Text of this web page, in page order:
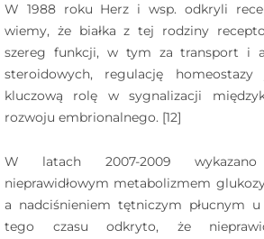
W 1988 roku Herz i wsp. odkryli
wiemy, że białka z tej rodziny
szereg funkcji, w tym za transport i
steroidowych, regulację
kluczową rolę w sygnalizacji
rozwoju embrionalnego. [12]
W latach 2007-2009
nieprawidłowym metabolizmem
a nadciśnieniem tętniczym płucnym
tego czasu odkryto, że